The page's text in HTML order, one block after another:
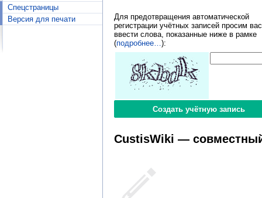
Спецстраницы
Версия для печати
Для предотвращения автоматической
регистрации учётных записей просим вас
ввести слова, показанные ниже в рамке
(подробнее… ):
CustisWiki —